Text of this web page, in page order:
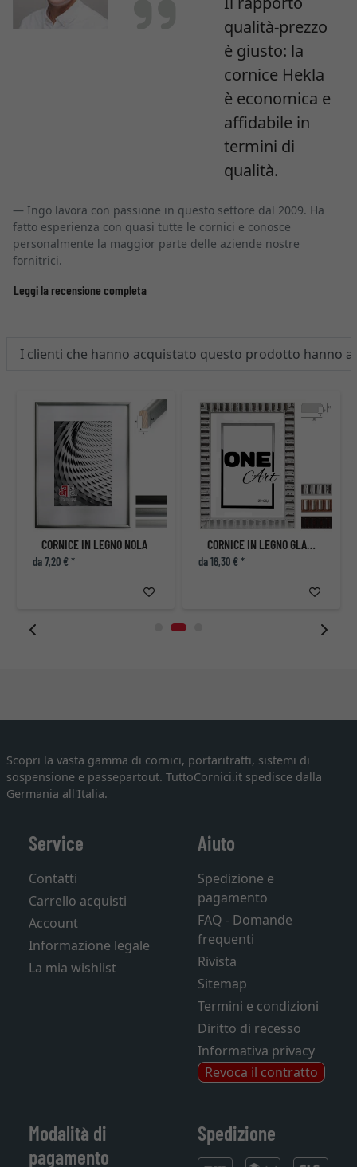
qualità-prezzo
è giusto: la
cornice Hekla
è economica e
affidabile in
termini di
qualità.
Ingo lavora con passione in questo settore dal 2009. Ha
fatto esperienza con quasi tutte le cornici e conosce
personalmente la maggior parte delle aziende nostre
fornitrici.
Leggi la recensione completa
I clienti che hanno acquistato questo prodotto hanno
CORNICE IN LEGNO NOLA
da 7,20 € *
CORNICE IN LEGNO GLAMOUR
da 16,30 € *
Scopri la vasta gamma di cornici, portaritratti, sistemi di
sospensione e passepartout. TuttoCornici.it spedisce dalla
Germania all'Italia.
Service
Contatti
Carrello acquisti
Account
Informazione legale
La mia wishlist
Aiuto
Spedizione e
pagamento
FAQ - Domande
frequenti
Rivista
Sitemap
Termini e condizioni
Diritto di recesso
Informativa privacy
Revoca il contratto
Modalità di
pagamento
Spedizione